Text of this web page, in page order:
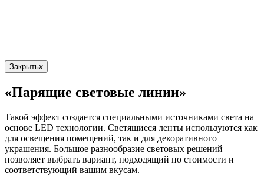
Закрытьx
«Парящие световые линии»
Такой эффект создается специальными источниками света на
основе LED технологии. Светящиеся ленты используются как
для освещения помещений, так и для декоративного
украшения. Большое разнообразие световых решений
позволяет выбрать вариант, подходящий по стоимости и
соответствующий вашим вкусам.